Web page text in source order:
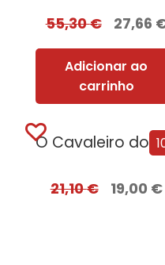
55,30€ 27,66
Adicionar ao
carrinho
O
21,10€ 19,00 €